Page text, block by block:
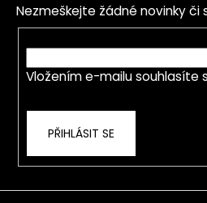
a
c
í
p
r
ý
p
Nezmeškejte žádné novinky či
Vložením e-mailu souhlasíte s
PŘIHLÁSIT SE